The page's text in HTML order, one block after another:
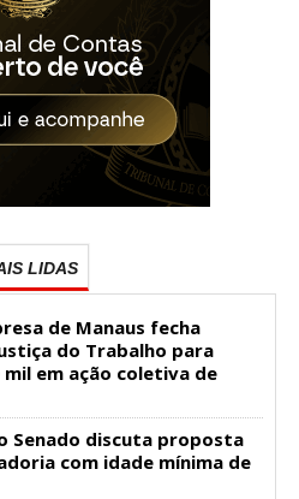
LIDAS
de Manaus fecha
do Trabalho para
mil em ação coletiva de
Senado discuta proposta
com idade mínima de